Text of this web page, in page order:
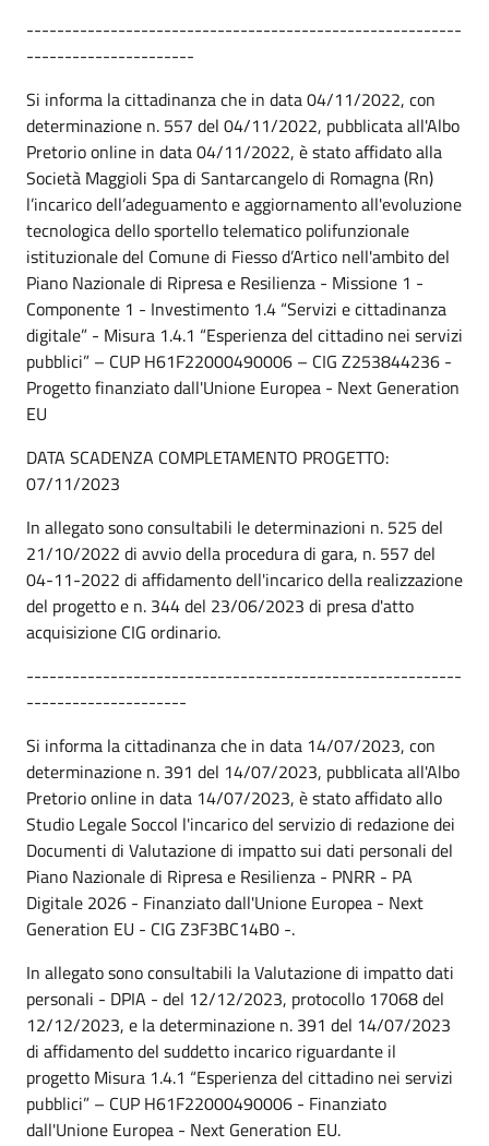
---------------------------------------------------------
----------------------
Si informa la cittadinanza che in data 04/11/2022, con
determinazione n. 557 del 04/11/2022, pubblicata all'Albo
Pretorio online in data 04/11/2022, è stato affidato alla
Società Maggioli Spa di Santarcangelo di Romagna (Rn)
l’incarico dell’adeguamento e aggiornamento all'evoluzione
tecnologica dello sportello telematico polifunzionale
istituzionale del Comune di Fiesso d’Artico nell'ambito del
Piano Nazionale di Ripresa e Resilienza - Missione 1 -
Componente 1 - Investimento 1.4 “Servizi e cittadinanza
digitale” - Misura 1.4.1 “Esperienza del cittadino nei servizi
pubblici” – CUP H61F22000490006 – CIG Z253844236 -
Progetto finanziato dall'Unione Europea - Next Generation
EU
DATA SCADENZA COMPLETAMENTO PROGETTO:
07/11/2023
In allegato sono consultabili le determinazioni n. 525 del
21/10/2022 di avvio della procedura di gara, n. 557 del
04-11-2022 di affidamento dell'incarico della realizzazione
del progetto e n. 344 del 23/06/2023 di presa d'atto
acquisizione CIG ordinario.
---------------------------------------------------------
---------------------
Si informa la cittadinanza che in data 14/07/2023, con
determinazione n. 391 del 14/07/2023, pubblicata all'Albo
Pretorio online in data 14/07/2023, è stato affidato allo
Studio Legale Soccol l'incarico del servizio di redazione dei
Documenti di Valutazione di impatto sui dati personali del
Piano Nazionale di Ripresa e Resilienza - PNRR - PA
Digitale 2026 - Finanziato dall'Unione Europea - Next
Generation EU - CIG Z3F3BC14B0 -.
In allegato sono consultabili la Valutazione di impatto dati
personali - DPIA - del 12/12/2023, protocollo 17068 del
12/12/2023, e la determinazione n. 391 del 14/07/2023
di affidamento del suddetto incarico riguardante il
progetto Misura 1.4.1 “Esperienza del cittadino nei servizi
pubblici” – CUP H61F22000490006 - Finanziato
dall'Unione Europea - Next Generation EU.